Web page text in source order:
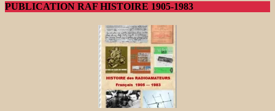
PUBLICATION RAF HISTOIRE 1905-1983